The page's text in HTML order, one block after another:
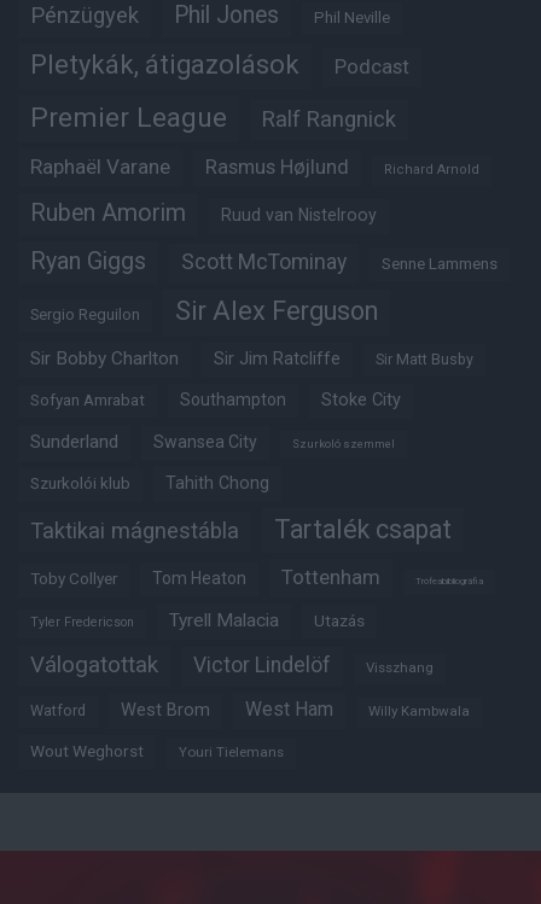
Pénzügyek Phil Jones Phil Neville
Pletykák, átigazolások Podcast
Premier League Ralf Rangnick
Raphaël Varane Rasmus Højlund Richard Arnold
Ruben Amorim Ruud van Nistelrooy
Ryan Giggs Scott McTominay Senne Lammens
Sergio Reguilon Sir Alex Ferguson
Sir Bobby Charlton Sir Jim Ratcliffe Sir Matt Busby
Sofyan Amrabat Southampton Stoke City
Sunderland Swansea City Szurkoló szemmel
Szurkolói klub Tahith Chong
Taktikai mágnestábla Tartalék csapat
Toby Collyer Tom Heaton Tottenham Trófeabibliográfia
Tyler Fredericson Tyrell Malacia Utazás
Válogatottak Victor Lindelöf Visszhang
Watford West Brom West Ham Willy Kambwala
Wout Weghorst Youri Tielemans